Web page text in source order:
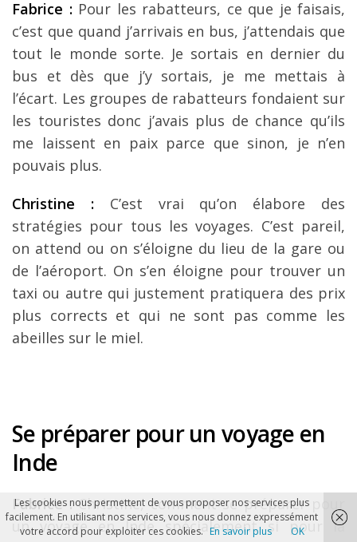
Fabrice :Pour les rabatteurs, ce que je faisais,
c’est que quand j’arrivais en bus, j’attendais que
tout le monde sorte. Je sortais en dernier du
bus et dès que j’y sortais, je me mettais à
l’écart. Les groupes de rabatteurs fondaient sur
les touristes donc j’avais plus de chance qu’ils
me laissent en paix parce que sinon, je n’en
pouvais plus.
Christine :C’est vrai qu’on élabore des
stratégies pour tous les voyages. C’est pareil,
on attend ou on s’éloigne du lieu de la gare ou
de l’aéroport. On s’en éloigne pour trouver un
taxi ou autre qui justement pratiquera des prix
plus corrects et qui ne sont pas comme les
abeilles sur le miel.
Se préparer pour un voyage en
Inde
Fabrice :Christine, comment se préparer pour
un voyage en Inde spécialement si pour la
Les cookies nous permettent de vous proposer nos services plus
facilement. En utilisant nos services, vous nous donnez expressément
votre accord pour exploiter ces cookies. En savoir plus OK